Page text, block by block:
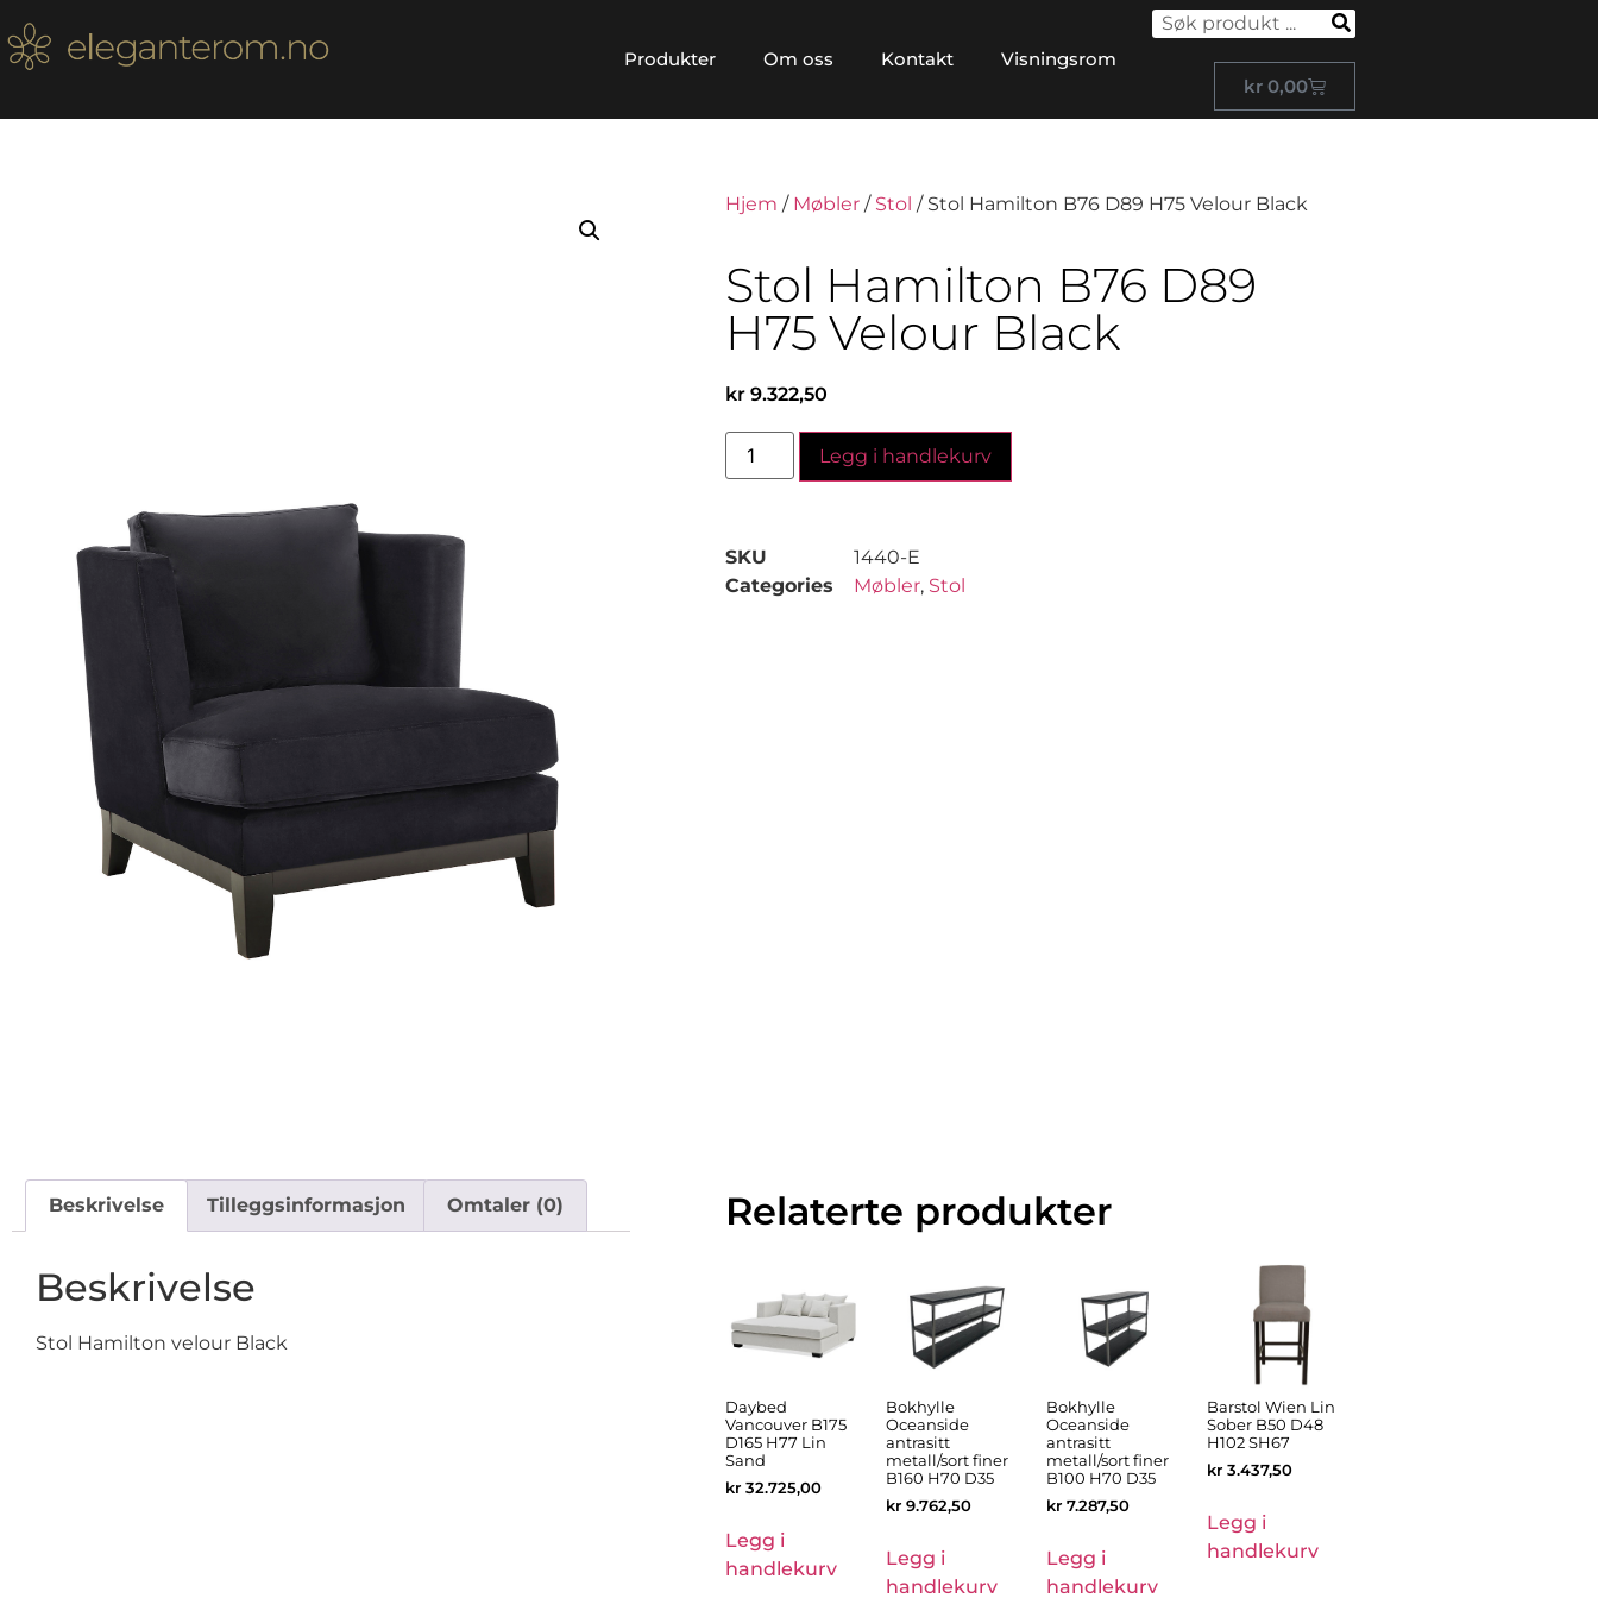
Produkter Om oss Kontakt
Visningsrom
kr 0,00
Hjem / Møbler / Stol / Stol Hamilton B76 D89 H75 Velour Black
Stol Hamilton B76 D89
H75 Velour Black
kr 9.322,50
Legg i handlekurv
SKU
1440-E
Categories
Møbler, Stol
Beskrivelse Tilleggsinformasjon Omtaler (0)
Beskrivelse
Stol Hamilton velour Black
Relaterte produkter
Daybed
Vancouver B175
D165 H77 Lin
Sand
kr 32.725,00
Legg i
handlekurv
Bokhylle
Oceanside
antrasitt
metall/sort finer
B160 H70 D35
kr 9.762,50
Legg i
handlekurv
Bokhylle
Oceanside
antrasitt
metall/sort finer
B100 H70 D35
kr 7.287,50
Legg i
handlekurv
Barstol Wien Lin
Sober B50 D48
H102 SH67
kr 3.437,50
Legg i
handlekurv